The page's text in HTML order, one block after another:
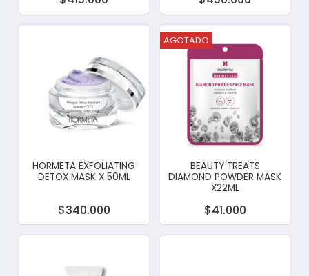
HORMETA EXFOLIATING
DETOX MASK X 50ML
$340.000
AGOTADO
BEAUTY TREATS
DIAMOND POWDER MASK
X22ML
$41.000